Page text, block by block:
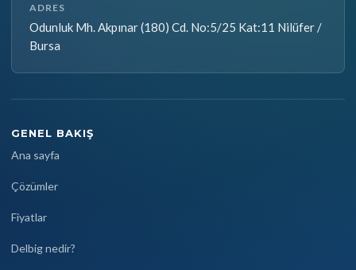
ADRES
Odunluk Mh. Akpınar (180) Cd. No:5/25 Kat:11 Nilüfer /
Bursa
GENEL BAKIŞ
Ana sayfa
Çözümler
Fiyatlar
Delbig nedir?